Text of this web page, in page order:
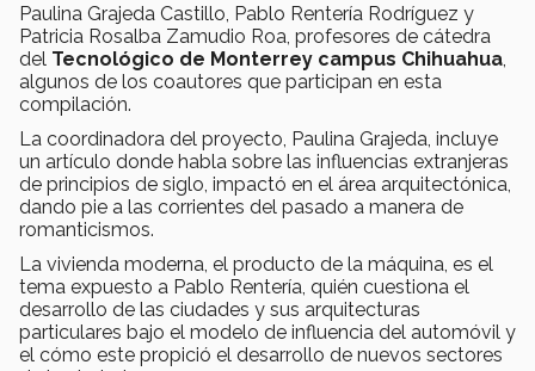
Paulina Grajeda Castillo, Pablo Rentería Rodríguez y
Patricia Rosalba Zamudio Roa, profesores de cátedra
del Tecnológico de Monterrey campus Chihuahua
algunos de los coautores que participan en esta
compilación.
La coordinadora del proyecto, Paulina Grajeda, incluye
un artículo donde habla sobre las influencias extranjeras
de principios de siglo, impactó en el área arquitectónica,
dando pie a las corrientes del pasado a manera de
romanticismos.
La vivienda moderna, el producto de la máquina, es el
tema expuesto a Pablo Rentería, quién cuestiona el
desarrollo de las ciudades y sus arquitecturas
particulares bajo el modelo de influencia del automóvil y
el cómo este propició el desarrollo de nuevos sectores